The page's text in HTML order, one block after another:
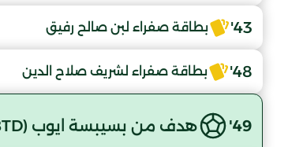
43' بطاقة صفراء لبن صالح رفيق
48' بطاقة صفراء لشريف صلاح الدين
49' هدف من بسيبسة ايوب (WRBTD)